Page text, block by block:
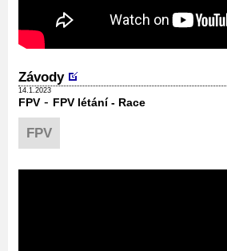
Závody
14.1.2023
FPV - FPV létání - Race
FPV